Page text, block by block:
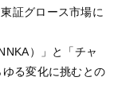
証グロース市場に
）」と「チャ
る変化に挑むとの